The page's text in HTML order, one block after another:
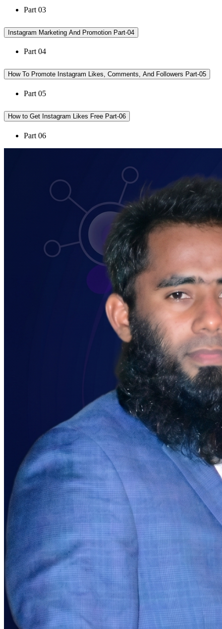
Part 03
Instagram Marketing And Promotion Part-04
Part 04
How To Promote Instagram Likes, Comments, And Followers Part-05
Part 05
How to Get Instagram Likes Free Part-06
Part 06